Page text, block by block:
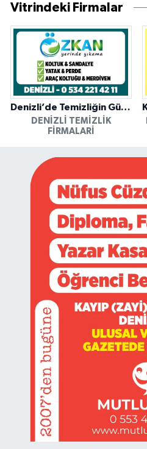
Vitrindeki Firmalar
Denizli’de Temizliğin Güvenilir Adresi: Özkan Yerinde Yıkama
DENIZLI TEMIZLIK
FIRMALARI